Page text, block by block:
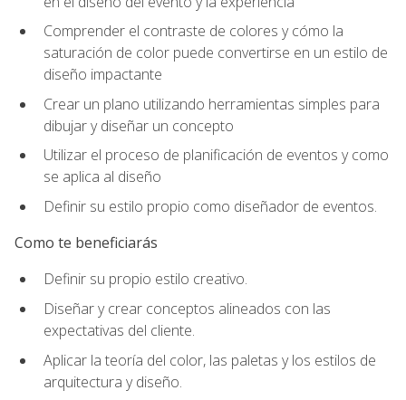
Comprender el contraste de colores y cómo la
saturación de color puede convertirse en un estilo de
diseño impactante
Crear un plano utilizando herramientas simples para
dibujar y diseñar un concepto
Utilizar el proceso de planificación de eventos y como
se aplica al diseño
Definir su estilo propio como diseñador de eventos.
Como te beneficiarás
Definir su propio estilo creativo.
Diseñar y crear conceptos alineados con las
expectativas del cliente.
Aplicar la teoría del color, las paletas y los estilos de
arquitectura y diseño.